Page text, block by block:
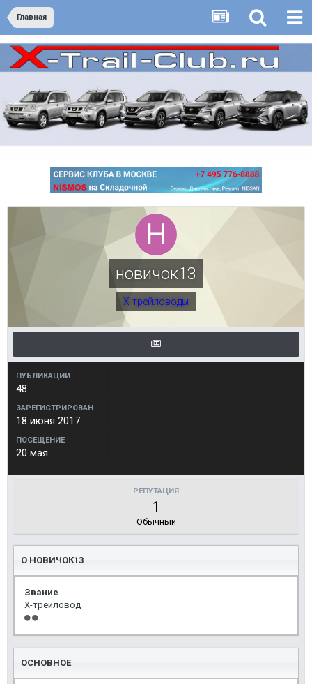
Главная
новичок13
Х-трейловоды
ПУБЛИКАЦИИ
48
ЗАРЕГИСТРИРОВАН
18 июня 2017
ПОСЕЩЕНИЕ
20 мая
РЕПУТАЦИЯ
1
Обычный
О НОВИЧОК13
Звание
Х-трейловод
ОСНОВНОЕ